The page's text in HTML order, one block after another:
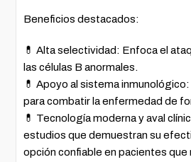
Beneficios destacados:
💊 Alta selectividad: Enfoca el
las células B anormales.
💊 Apoyo al sistema
para combatir la enfermedad de
💊 Tecnología moderna y aval
estudios que demuestran su
opción confiable en pacientes que